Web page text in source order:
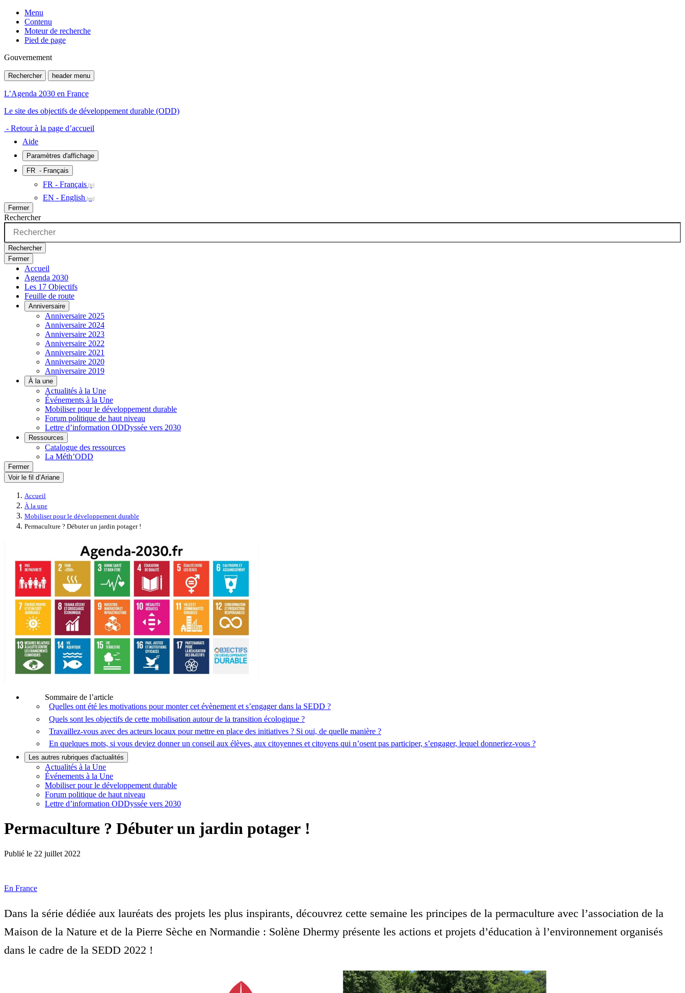
Menu
Contenu
Moteur de recherche
Pied de page
Gouvernement
Rechercher header menu
L’Agenda 2030 en France
Le site des objectifs de développement durable (ODD)
- Retour à la page d’accueil
Aide
Paramètres d'affichage
FR - Français
FR - Français
EN - English
Fermer
Rechercher
Rechercher
Fermer
Accueil
Agenda 2030
Les 17 Objectifs
Feuille de route
Anniversaire
Anniversaire 2025
Anniversaire 2024
Anniversaire 2023
Anniversaire 2022
Anniversaire 2021
Anniversaire 2020
Anniversaire 2019
À la une
Actualités à la Une
Événements à la Une
Mobiliser pour le développement durable
Forum politique de haut niveau
Lettre d’information ODDyssée vers 2030
Ressources
Catalogue des ressources
La Méth’ODD
Fermer
Voir le fil d’Ariane
Accueil
À la une
Mobiliser pour le développement durable
Permaculture ? Débuter un jardin potager !
Sommaire de l’article
Quelles ont été les motivations pour monter cet évènement et s’engager dans la SEDD ?
Quels sont les objectifs de cette mobilisation autour de la transition écologique ?
Travaillez-vous avec des acteurs locaux pour mettre en place des initiatives ? Si oui, de quelle manière ?
En quelques mots, si vous deviez donner un conseil aux élèves, aux citoyennes et citoyens qui n’osent pas participer, s’engager, lequel donneriez-vous ?
Les autres rubriques d'actualités
Actualités à la Une
Événements à la Une
Mobiliser pour le développement durable
Forum politique de haut niveau
Lettre d’information ODDyssée vers 2030
Permaculture ? Débuter un jardin potager !
Publié le 22 juillet 2022
En France
Dans la série dédiée aux lauréats des projets les plus inspirants, découvrez cette semaine les principes de la permaculture avec l’association de la
Maison de la Nature et de la Pierre Sèche en Normandie : Solène Dhermy présente les actions et projets d’éducation à l’environnement organisés
dans le cadre de la SEDD 2022 !